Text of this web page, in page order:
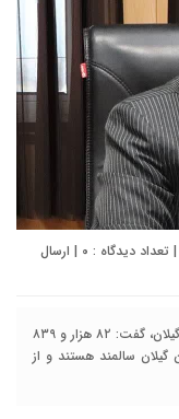
۰ | ارسال
گیل همتا-مدیرکل کمیته امداد امام خمینی(ره) استان گیلان، گفت: ۸۲ هزار و ۸۳۹
گیلان سالمند هستند و از